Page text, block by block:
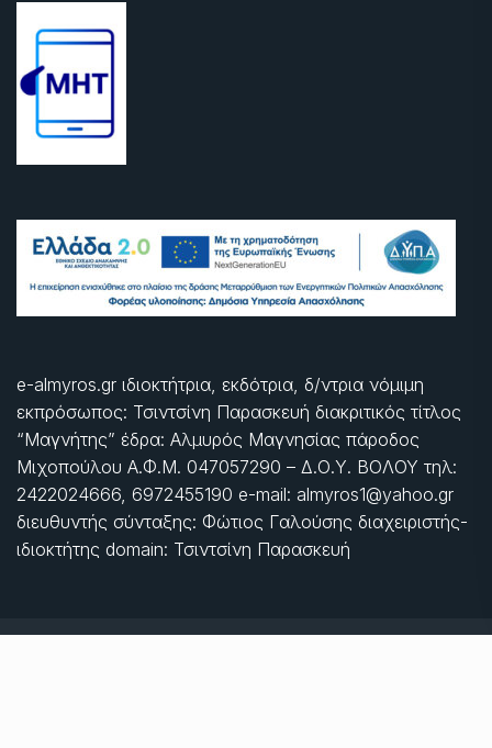
e-almyros.gr ιδιοκτήτρια, εκδότρια, δ/ντρια νόμιμη
εκπρόσωπος: Τσιντσίνη Παρασκευή διακριτικός τίτλος
“Μαγνήτης” έδρα: Αλμυρός Μαγνησίας πάροδος
Μιχοπούλου Α.Φ.Μ. 047057290 – Δ.Ο.Υ. ΒΟΛΟΥ τηλ:
2422024666, 6972455190 e-mail: almyros1@yahoo.gr
διευθυντής σύνταξης: Φώτιος Γαλούσης διαχειριστής-
ιδιοκτήτης domain: Τσιντσίνη Παρασκευή